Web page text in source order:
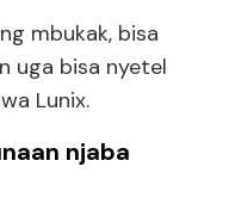
mbukak, bisa
uga bisa nyetel
Lunix.
njaba